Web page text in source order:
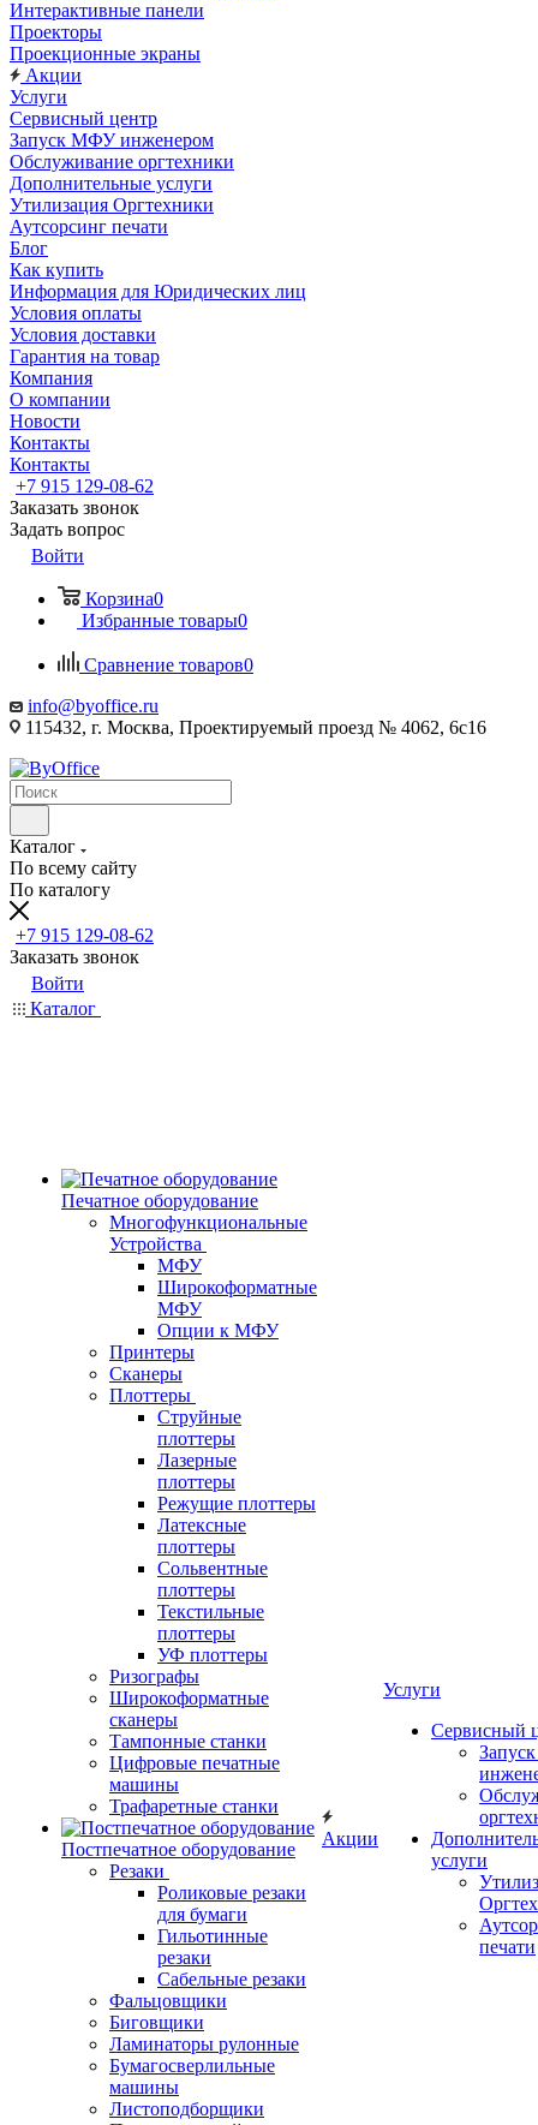
Интерактивные панели
Проекторы
Проекционные экраны
Акции
Услуги
Сервисный центр
Запуск МФУ инженером
Обслуживание оргтехники
Дополнительные услуги
Утилизация Оргтехники
Аутсорсинг печати
Блог
Как купить
Информация для Юридических лиц
Условия оплаты
Условия доставки
Гарантия на товар
Компания
О компании
Новости
Контакты
Контакты
+7 915 129-08-62
Заказать звонок
Задать вопрос
Войти
Корзина0
Избранные товары0
Сравнение товаров0
info@byoffice.ru
115432, г. Москва, Проектируемый проезд № 4062, 6с16
Каталог
По всему сайту
По каталогу
+7 915 129-08-62
Заказать звонок
Войти
Каталог
Печатное оборудование
Многофункциональные
Устройства
МФУ
Широкоформатные
МФУ
Опции к МФУ
Принтеры
Сканеры
Плоттеры
Струйные
плоттеры
Лазерные
плоттеры
Режущие плоттеры
Латексные
плоттеры
Сольвентные
плоттеры
Текстильные
плоттеры
УФ плоттеры
Ризографы
Широкоформатные
сканеры
Тампонные станки
Цифровые печатные
машины
Трафаретные станки
Постпечатное оборудование
Резаки
Роликовые резаки
для бумаги
Гильотинные
резаки
Сабельные резаки
Фальцовщики
Биговщики
Ламинаторы рулонные
Бумагосверлильные
машины
Листоподборщики
Акции
Услуги
Сервисный
услуги
печати